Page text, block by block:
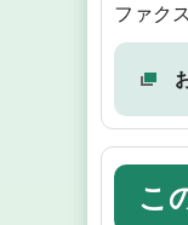
ファク
こ